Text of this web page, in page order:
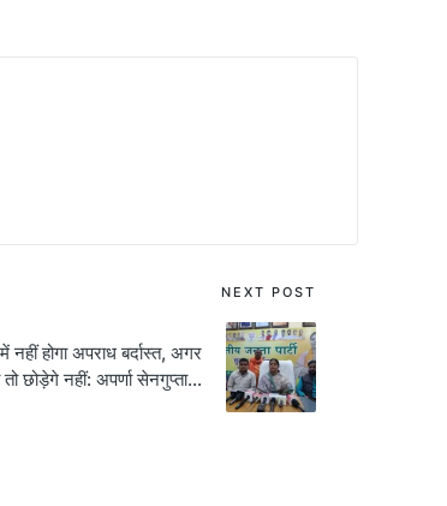
NEXT POST
नहीं होगा अपराध बर्दास्त, अगर
छोड़ेगे नहीं: अपर्णा सेनगुप्ता…